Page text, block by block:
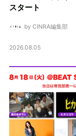
スタート
by CINRA編集部
2026.08.05